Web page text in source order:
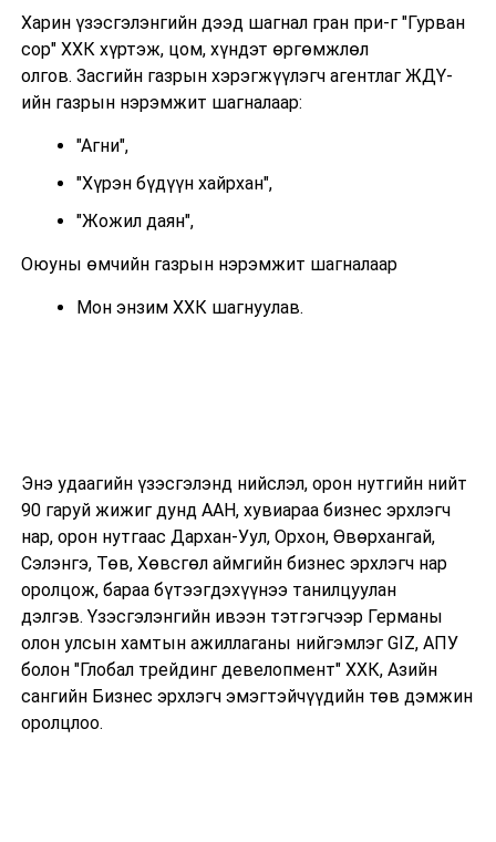
Харин үзэсгэлэнгийн дээд шагнал гран при-г "Гурван
сор" ХХК хүртэж, цом, хүндэт өргөмжлөл
олгов. Засгийн газрын хэрэгжүүлэгч агентлаг ЖДҮ-
ийн газрын нэрэмжит шагналаар:
"Агни",
"Хүрэн бүдүүн хайрхан",
"Жожил даян",
Оюуны өмчийн газрын нэрэмжит шагналаар
Мон энзим ХХК шагнуулав.
Энэ удаагийн үзэсгэлэнд нийслэл, орон нутгийн нийт
90 гаруй жижиг дунд ААН, хувиараа бизнес эрхлэгч
нар, орон нутгаас Дархан-Уул, Орхон, Өвөрхангай,
Сэлэнгэ, Төв, Хөвсгөл аймгийн бизнес эрхлэгч нар
оролцож, бараа бүтээгдэхүүнээ танилцуулан
дэлгэв. Үзэсгэлэнгийн ивээн тэтгэгчээр Германы
олон улсын хамтын ажиллаганы нийгэмлэг GIZ, АПУ
болон "Глобал трейдинг девелопмент" ХХК, Азийн
сангийн Бизнес эрхлэгч эмэгтэйчүүдийн төв дэмжин
оролцлоо.